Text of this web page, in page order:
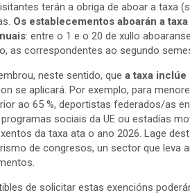
terán a obriga de aboar a taxa
Os establecementos aboarán a
: entre o 1 e o 20 de xullo
as correspondentes ao segundo
neste sentido, que a taxa
se aplicará. Por exemplo, para
ao 65 %, deportistas federados/as
sociais da UE ou estadías
da taxa ata o ano 2026. Lage
de congresos, un sector que leva
de solicitar estas exencións